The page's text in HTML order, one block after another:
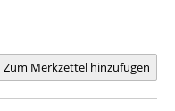
Zum Merkzettel hinzufügen